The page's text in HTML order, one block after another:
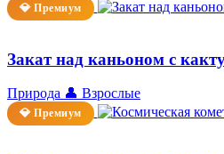
💎 Премиум
Закат над каньоном с
Природа 👤 Взрослые
💎 Премиум